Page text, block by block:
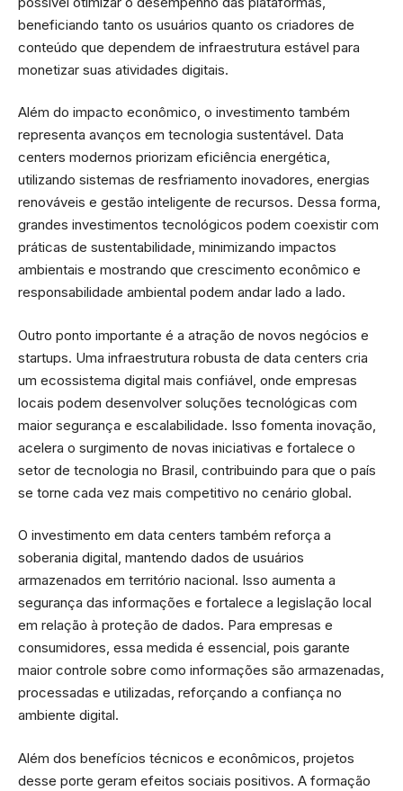
beneficiando tanto os usuários quanto os criadores de
conteúdo que dependem de infraestrutura estável para
monetizar suas atividades digitais.
Além do impacto econômico, o investimento também
representa avanços em tecnologia sustentável. Data
centers modernos priorizam eficiência energética,
utilizando sistemas de resfriamento inovadores, energias
renováveis e gestão inteligente de recursos. Dessa forma,
grandes investimentos tecnológicos podem coexistir com
práticas de sustentabilidade, minimizando impactos
ambientais e mostrando que crescimento econômico e
responsabilidade ambiental podem andar lado a lado.
Outro ponto importante é a atração de novos negócios e
startups. Uma infraestrutura robusta de data centers cria
um ecossistema digital mais confiável, onde empresas
locais podem desenvolver soluções tecnológicas com
maior segurança e escalabilidade. Isso fomenta inovação,
acelera o surgimento de novas iniciativas e fortalece o
setor de tecnologia no Brasil, contribuindo para que o país
se torne cada vez mais competitivo no cenário global.
O investimento em data centers também reforça a
soberania digital, mantendo dados de usuários
armazenados em território nacional. Isso aumenta a
segurança das informações e fortalece a legislação local
em relação à proteção de dados. Para empresas e
consumidores, essa medida é essencial, pois garante
maior controle sobre como informações são armazenadas,
processadas e utilizadas, reforçando a confiança no
ambiente digital.
Além dos benefícios técnicos e econômicos, projetos
desse porte geram efeitos sociais positivos. A formação